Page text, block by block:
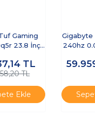
Gaming
23.8 İnç
SyTL
TL
Ekle
Gigabyte
240hz